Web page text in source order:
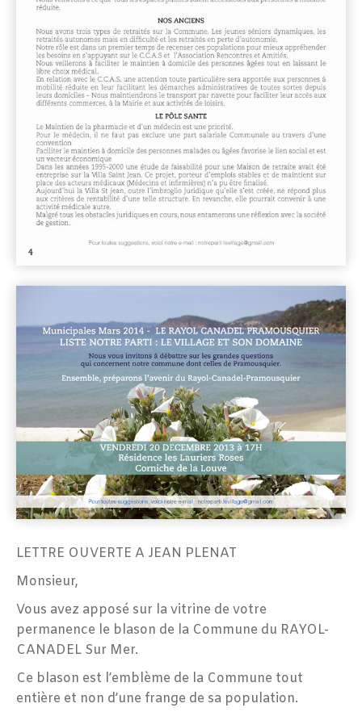
LETTRE OUVERTE A JEAN PLENAT
Monsieur,
Vous avez apposé sur la vitrine de votre
permanence le blason de la Commune du RAYOL-
CANADEL Sur Mer.
Ce blason est l’emblème de la Commune tout
entière et non d’une frange de sa population.